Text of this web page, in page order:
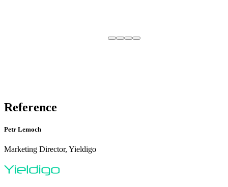
Reference
Petr Lemoch
Marketing Director, Yieldigo